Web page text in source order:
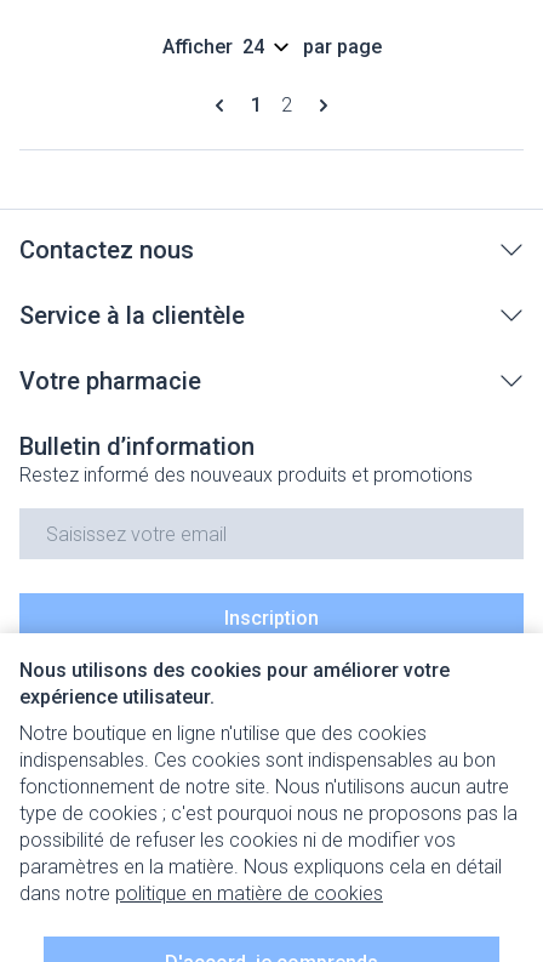
Nous utilisons des cookies pour améliorer votre
expérience utilisateur.
Notre boutique en ligne n'utilise que des cookies
indispensables. Ces cookies sont indispensables au bon
fonctionnement de notre site. Nous n'utilisons aucun autre
type de cookies ; c'est pourquoi nous ne proposons pas la
possibilité de refuser les cookies ni de modifier vos
paramètres en la matière. Nous expliquons cela en détail
dans notre politique en matière de cookies
Pages
Vous lisez actuellement la page
1 Page
2
Afficher par page
Contactez nous
Service à la clientèle
Votre pharmacie
Bulletin d’information
Restez informé des nouveaux produits et promotions
Inscription
En cliquant sur s'abonner, vous vous abonnez à notre newsletter
et acceptez notrepolitique de confidentialité
Liens légaux